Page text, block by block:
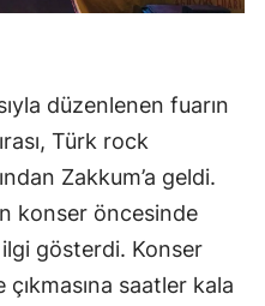
düzenlenen fuarın
Türk rock
Zakkum’a geldi.
konser öncesinde
gösterdi. Konser
çıkmasına saatler kala